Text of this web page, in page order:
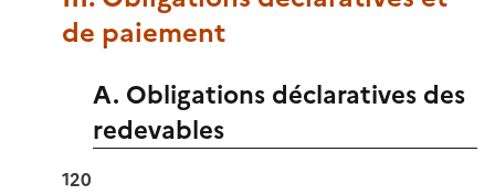
de paiement
A. Obligations déclaratives des
redevables
120